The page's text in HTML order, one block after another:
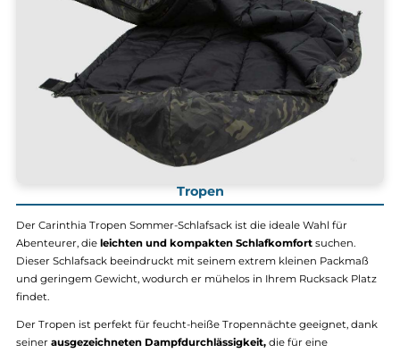
259,90 €*
Details
359,90 €*
Details
Schlafsäcke in Multicam Black